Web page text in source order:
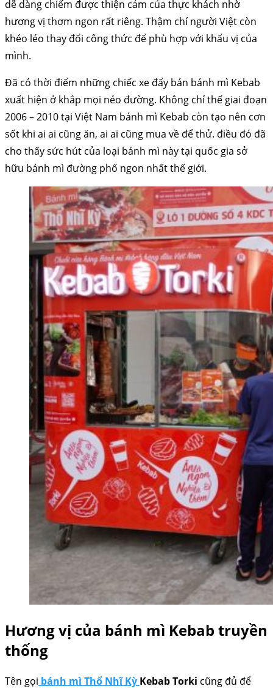
dễ dàng chiếm được thiện cảm của thực khách nhờ
hương vị thơm ngon rất riêng. Thậm chí người Việt còn
khéo léo thay đổi công thức để phù hợp với khẩu vị của
mình.
Đã có thời điểm những chiếc xe đẩy bán bánh mì Kebab
xuất hiện ở khắp mọi nẻo đường. Không chỉ thế giai đoạn
2006 – 2010 tại Việt Nam bánh mì Kebab còn tạo nên cơn
sốt khi ai ai cũng ăn, ai ai cũng mua về để thử. điều đó đã
cho thấy sức hút của loại bánh mì này tại quốc gia sở
hữu bánh mì đường phố ngon nhất thế giới.
Hương vị của bánh mì Kebab truyền
thống
Tên gọi bánh mì Thổ Nhĩ Kỳ Kebab Torki cũng đủ để